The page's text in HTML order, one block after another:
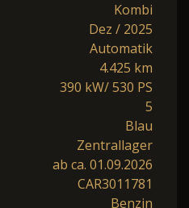
Kombi
Dez / 2025
Automatik
4.425 km
390 kW/ 530 PS
5
Blau
Zentrallager
ab ca. 01.09.2026
CAR3011781
Benzin